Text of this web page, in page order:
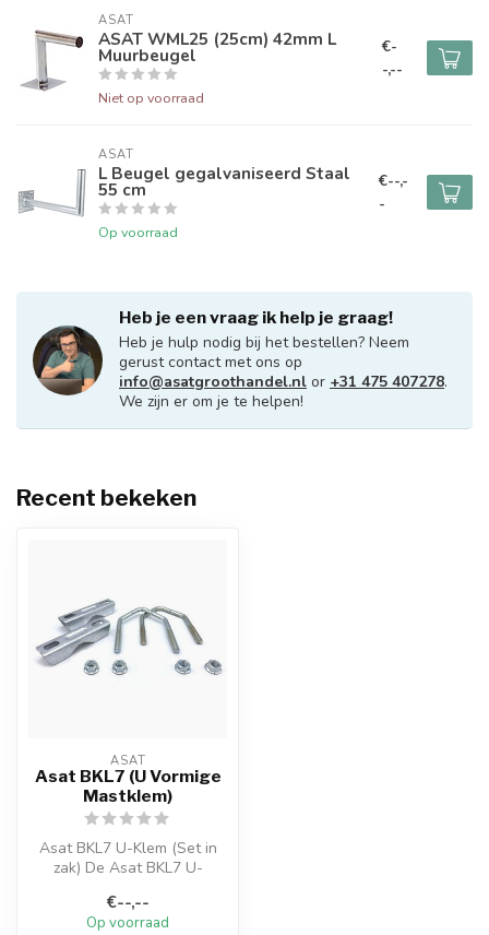
ASAT
ASAT WML25 (25cm) 42mm L
Muurbeugel
Niet op voorraad
€-
-,--
ASAT
L Beugel gegalvaniseerd Staal
55 cm
Op voorraad
€--,-
-
Heb je een vraag ik help je graag!
Heb je hulp nodig bij het bestellen? Neem
gerust contact met ons op
info@asatgroothandel.nl or +31 475 407278.
We zijn er om je te helpen!
Recent bekeken
ASAT
Asat BKL7 (U Vormige
Mastklem)
Asat BKL7 U-Klem (Set in
zak) De Asat BKL7 U-
voor het ...
€--,--
Op voorraad